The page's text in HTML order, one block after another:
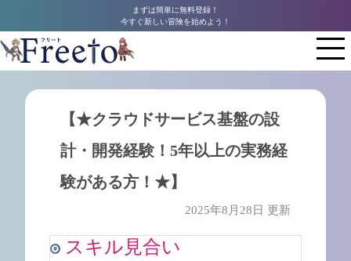
まずは簡単に無料登録！
今すぐ新しい冒険を始めよう！
【★クラウドサービス基盤の設
計・開発経験！5年以上の実務経
験がある方！★】
2025年8月28日 更新
スキル見合い